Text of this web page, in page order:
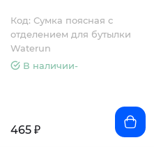
Код: Сумка поясная с
отделением для бутылки
Waterun
В наличии-
465 ₽